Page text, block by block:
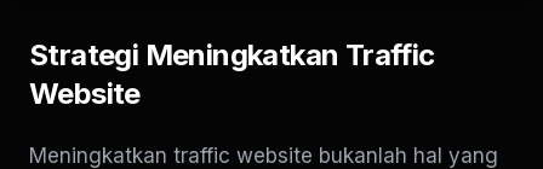
Strategi Meningkatkan Traffic
Website
Meningkatkan traffic website bukanlah hal yang